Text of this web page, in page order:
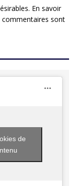
En savoir
commentaires sont
de